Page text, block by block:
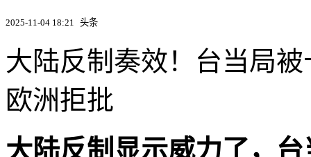
2025-11-04 18:21 头条
大陆反制奏效！台当局
欧洲拒批
大陆反制显示威力了，